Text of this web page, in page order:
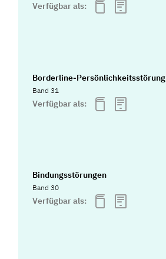
Verfügbar als:
Borderline-Persönlichkeitsstörung
Band 31
Verfügbar als:
Bindungsstörungen
Band 30
Verfügbar als: